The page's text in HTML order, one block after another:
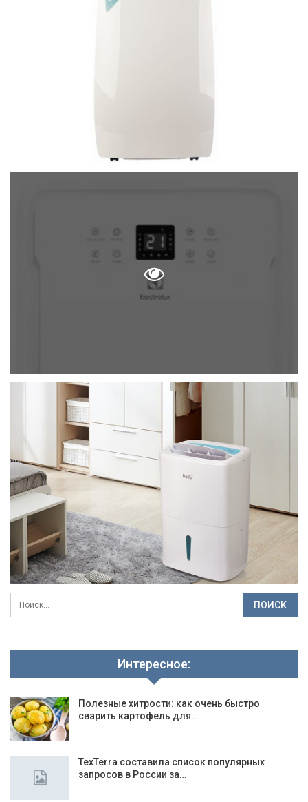
Интересное:
Полезные хитрости: как очень быстро
сварить картофель для…
TexTerra составила список популярных
запросов в России за…